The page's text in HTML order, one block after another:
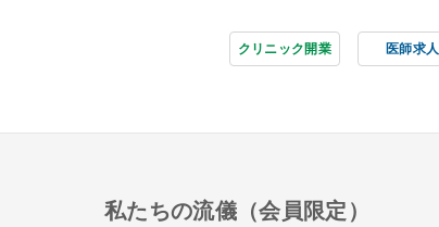
クリニック開業 医師求人
私たちの流儀（会員限定）